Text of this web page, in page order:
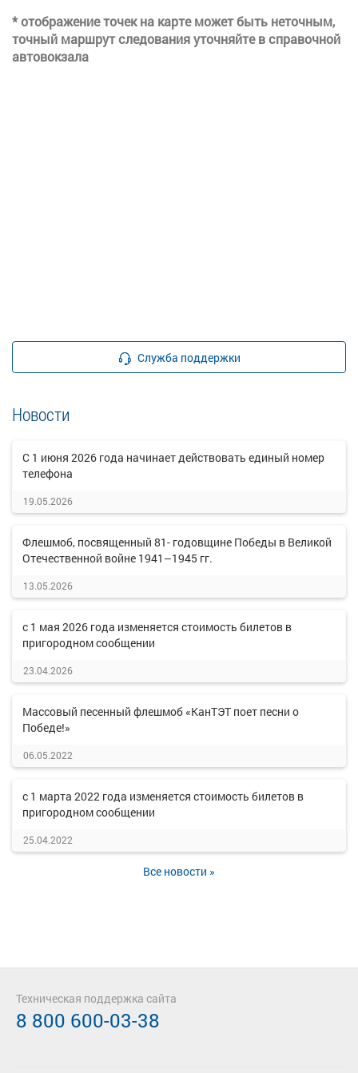
* отображение точек на карте может быть неточным,
точный маршрут следования уточняйте в справочной
автовокзала
Служба поддержки
Новости
C 1 июня 2026 года начинает действовать единый номер
телефона
19.05.2026
Флешмоб, посвященный 81- годовщине Победы в Великой
Отечественной войне 1941–1945 гг.
13.05.2026
с 1 мая 2026 года изменяется стоимость билетов в
пригородном сообщении
23.04.2026
Массовый песенный флешмоб «КанТЭТ поет песни о
Победе!»
06.05.2022
с 1 марта 2022 года изменяется стоимость билетов в
пригородном сообщении
25.04.2022
Все новости »
Техническая поддержка сайта
8 800 600-03-38